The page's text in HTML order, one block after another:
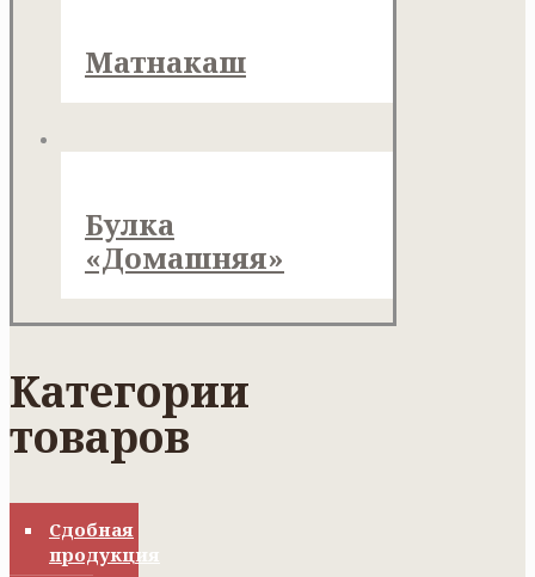
Матнакаш
Булка
«Домашняя»
Категории
товаров
Сдобная
продукция